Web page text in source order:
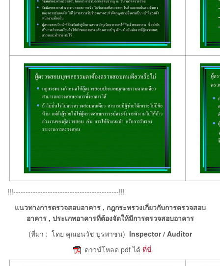
!!!-------------------------------------------!!!
แนวทางการตรวจสอบอาคาร , กฎกระทรวงเกี่ยวกับการตรวจสอบ
อาคาร , ประเภทอาคารที่ต้องจัดให้มีการตรวจสอบอาคาร
(ที่มา : โดย คุณอนวัช บูรพาชน) Inspector / Auditor
ดาวน์โหลด pdf ได้ ที่นี่